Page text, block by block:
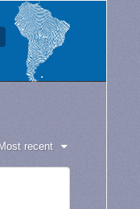
Most recent